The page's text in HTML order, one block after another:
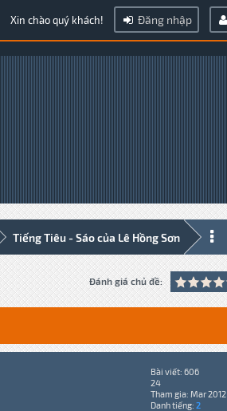
Xin chào quý khách! Đăng nhập
Tiếng Tiêu - Sáo của Lê Hồng Sơn
Đánh giá chủ đề:
Bài viết: 606
24
Tham gia: Mar 2012
Danh tiếng: 2